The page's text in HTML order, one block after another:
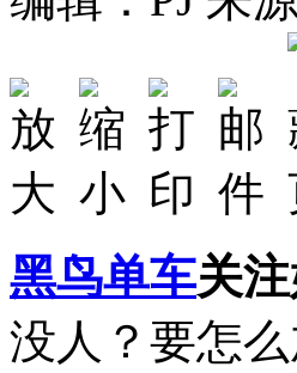
黑鸟单车关注
没人？要怎